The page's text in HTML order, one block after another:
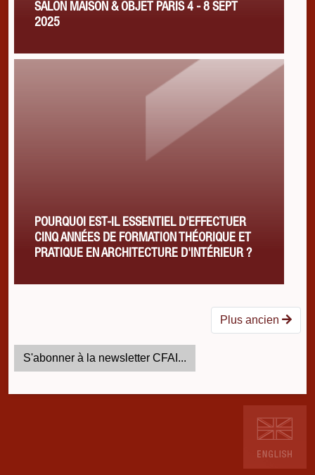
SALON MAISON & OBJET PARIS 4 - 8 SEPT
2025
POURQUOI EST-IL ESSENTIEL D'EFFECTUER
CINQ ANNÉES DE FORMATION THÉORIQUE ET
PRATIQUE EN ARCHITECTURE D'INTÉRIEUR ?
Plus ancien
S'abonner à la newsletter CFAI...